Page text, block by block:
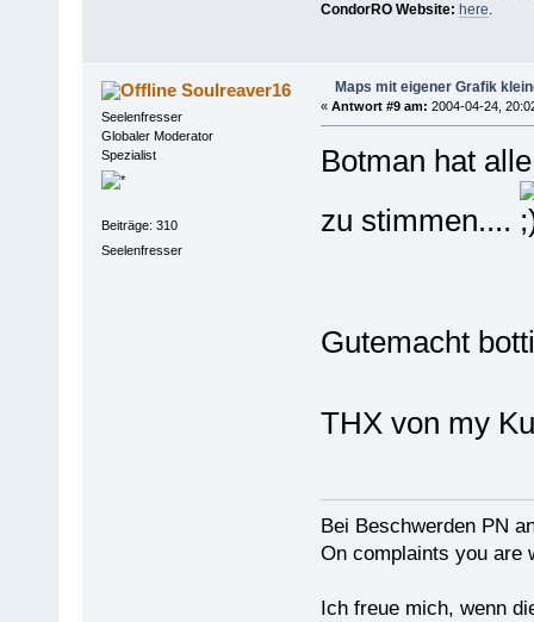
CondorRO Website: here
Soulreaver16
Seelenfresser
Globaler Moderator
Spezialist
Beiträge: 310
Seelenfresser
Maps mit eigener Grafik
« Antwort #9 am: 2004-04-24,
Botman hat
zu stimmen....
Gutemacht
THX von my
Bei Beschwerden PN
On complaints you are
Ich freue mich, wenn